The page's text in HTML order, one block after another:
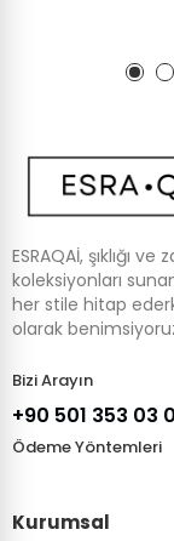
ESRAQAİ, şıklığı
koleksiyonları
her stile hitap
olarak
Bizi Arayın
+90 501 353 03
Ödeme Yöntemleri
Kurumsal